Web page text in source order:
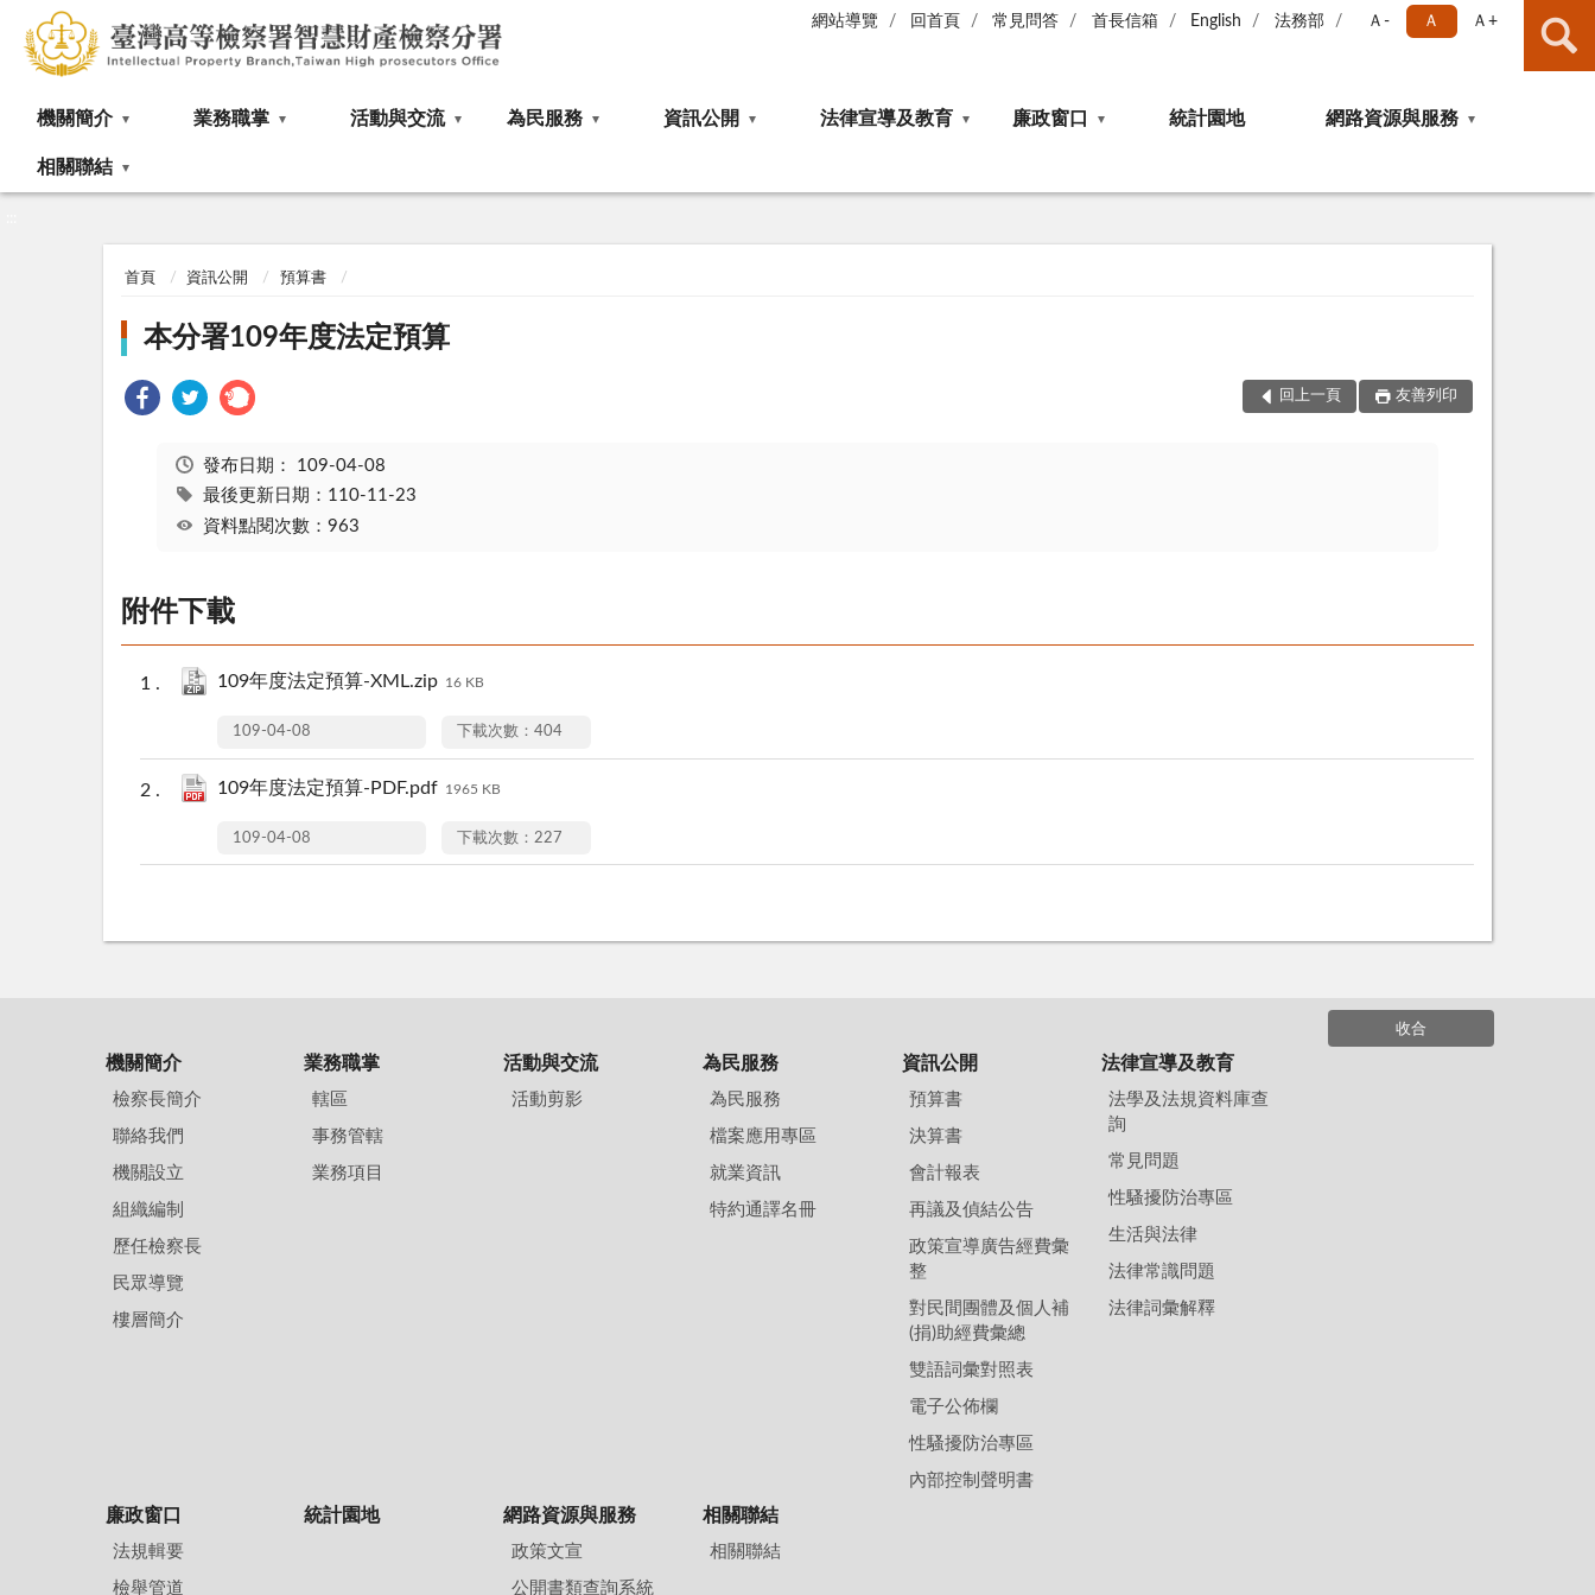
網站導覽 回首頁 常見問答 首長信箱 English 法務部 Ａ- Ａ Ａ+
機關簡介 業務職掌 活動與交流 為民服務 資訊公開 法律宣導及教育 廉政窗口 統計園地 網路資源與服務
相關聯結
首頁 資訊公開 預算書
本分署109年度法定預算
回上一頁 友善列印
發布日期： 109-04-08
最後更新日期：110-11-23
資料點閱次數：963
附件下載
109年度法定預算-XML.zip 16 KB
109-04-08 下載次數：404
109年度法定預算-PDF.pdf 1965 KB
109-04-08 下載次數：227
收合
機關簡介
檢察長簡介
聯絡我們
機關設立
組織編制
歷任檢察長
民眾導覽
樓層簡介
業務職掌
轄區
事務管轄
業務項目
活動與交流
活動剪影
為民服務
為民服務
檔案應用專區
就業資訊
特約通譯名冊
資訊公開
預算書
決算書
會計報表
再議及偵結公告
政策宣導廣告經費彙
整
對民間團體及個人補
(捐)助經費彙總
雙語詞彙對照表
電子公佈欄
性騷擾防治專區
內部控制聲明書
法律宣導及教育
法學及法規資料庫查
詢
常見問題
性騷擾防治專區
生活與法律
法律常識問題
法律詞彙解釋
廉政窗口
法規輯要
檢舉管道
統計園地 網路資源與服務
政策文宣
公開書類查詢系統
相關聯結
相關聯結